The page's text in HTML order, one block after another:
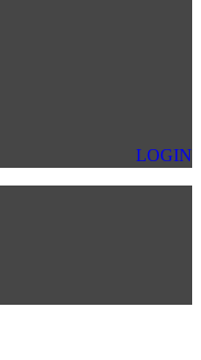
LOGIN